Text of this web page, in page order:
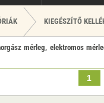
KIEGÉSZÍTŐ
mérleg, elektromos
1